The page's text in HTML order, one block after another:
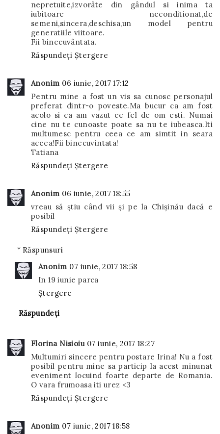
nepretuite,izvorâte din gândul si inima ta
iubitoare neconditionat,de
semeni,sincera,deschisa,un model pentru
generatiile viitoare.
Fii binecuvântata.
Răspundeți Ștergere
Anonim 06 iunie, 2017 17:12
Pentru mine a fost un vis sa cunosc personajul
preferat dintr-o poveste.Ma bucur ca am fost
acolo si ca am vazut ce fel de om esti. Numai
cine nu te cunoaste poate sa nu te iubeasca.Iti
multumesc pentru ceea ce am simtit in seara
aceea!Fii binecuvintata!
Tatiana
Răspundeți Ștergere
Anonim 06 iunie, 2017 18:55
vreau să știu când vii și pe la Chișinău dacă e
posibil
Răspundeți Ștergere
Răspunsuri
Anonim 07 iunie, 2017 18:58
In 19 iunie parca
Ștergere
Răspundeți
Florina Nisioiu 07 iunie, 2017 18:27
Multumiri sincere pentru postare Irina! Nu a fost
posibil pentru mine sa particip la acest minunat
eveniment locuind foarte departe de Romania.
O vara frumoasa iti urez <3
Răspundeți Ștergere
Anonim 07 iunie, 2017 18:58